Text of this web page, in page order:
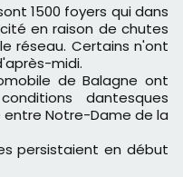
1500 foyers qui dans
en raison de chutes
réseau. Certains n'ont
midi.
de Balagne ont
dantesques
Notre-Dame de la
persistaient en début